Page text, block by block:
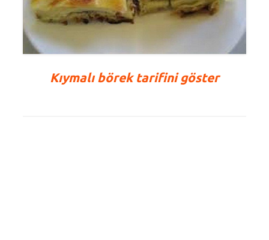
Kıymalı börek tarifini göster